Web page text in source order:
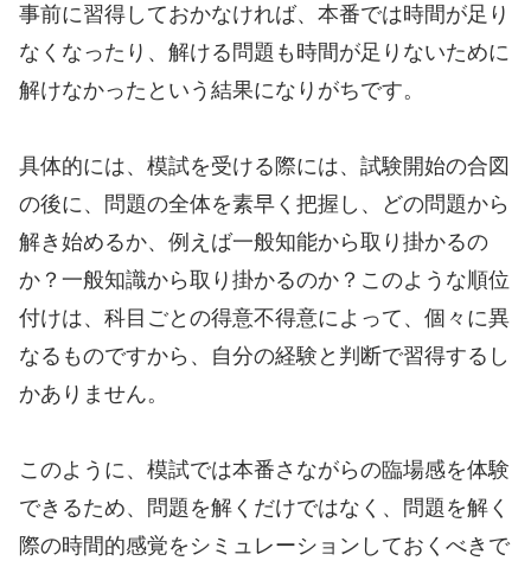
事前に習得しておかなければ、本番では時間が足り
なくなったり、解ける問題も時間が足りないために
解けなかったという結果になりがちです。
具体的には、模試を受ける際には、試験開始の合図
の後に、問題の全体を素早く把握し、どの問題から
解き始めるか、例えば一般知能から取り掛かるの
か？一般知識から取り掛かるのか？このような順位
付けは、科目ごとの得意不得意によって、個々に異
なるものですから、自分の経験と判断で習得するし
かありません。
このように、模試では本番さながらの臨場感を体験
できるため、問題を解くだけではなく、問題を解く
際の時間的感覚をシミュレーションしておくべきで